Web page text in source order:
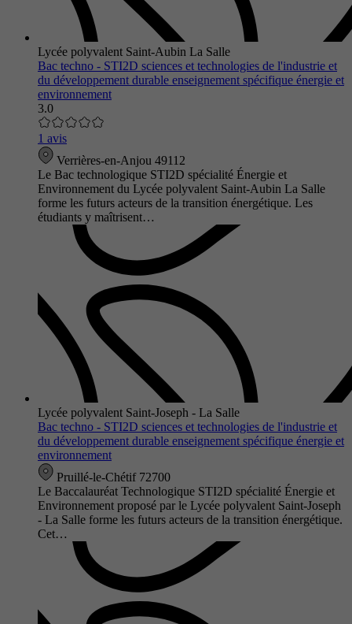
Lycée polyvalent Saint-Aubin La Salle
Bac techno - STI2D sciences et technologies de l'industrie et
du développement durable enseignement spécifique énergie et
environnement
3.0
1 avis
Verrières-en-Anjou 49112
Le Bac technologique STI2D spécialité Énergie et
Environnement du Lycée polyvalent Saint-Aubin La Salle
forme les futurs acteurs de la transition énergétique. Les
étudiants y maîtrisent…
Lycée polyvalent Saint-Joseph - La Salle
Bac techno - STI2D sciences et technologies de l'industrie et
du développement durable enseignement spécifique énergie et
environnement
Pruillé-le-Chétif 72700
Le Baccalauréat Technologique STI2D spécialité Énergie et
Environnement proposé par le Lycée polyvalent Saint-Joseph
- La Salle forme les futurs acteurs de la transition énergétique.
Cet…